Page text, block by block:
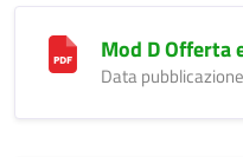
Mod D Offerta
Data